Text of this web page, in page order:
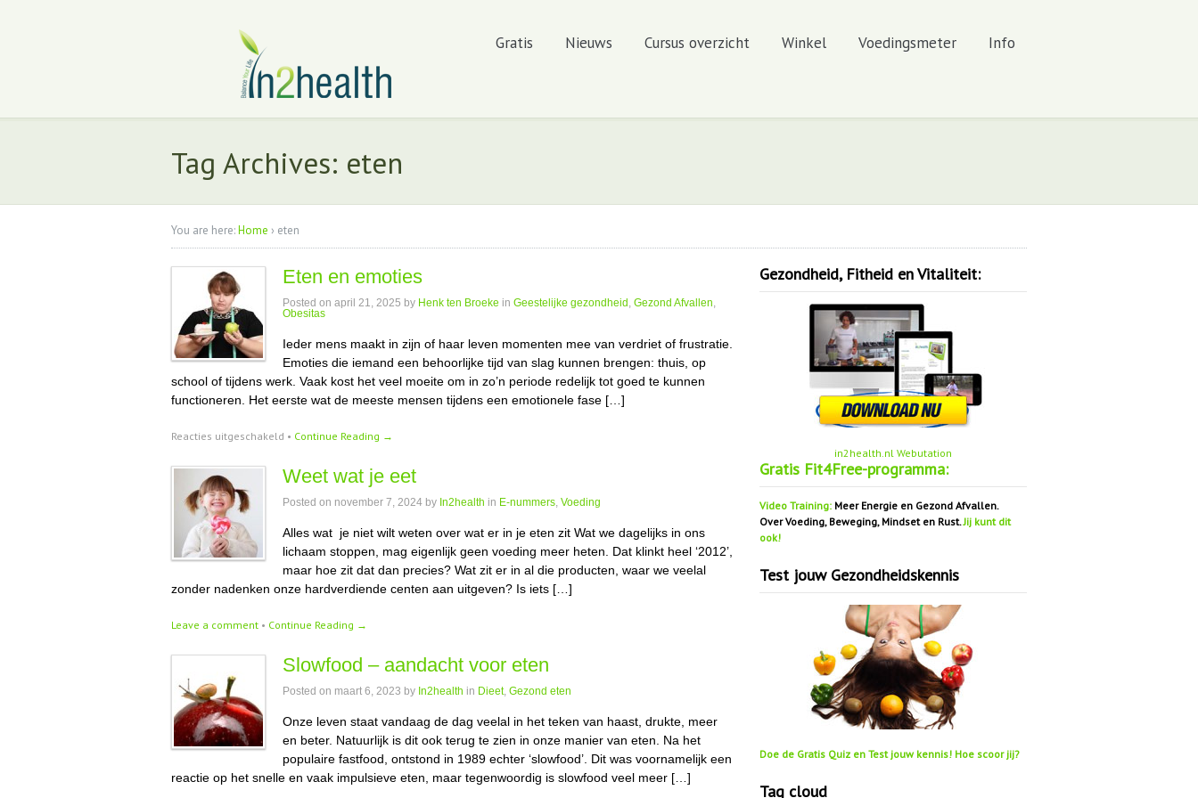
Gratis Nieuws Cursus overzicht Winkel Voedingsmeter Info
Tag Archives: eten
You are here:Home › eten
Eten en emoties
Posted on april 21, 2025 by Henk ten Broeke in Geestelijke gezondheid ,Gezond Afvallen
Obesitas
Ieder mens maakt in zijn of haar leven momenten mee van verdriet of frustratie.
Emoties die iemand een behoorlijke tijd van slag kunnen brengen: thuis, op
school of tijdens werk. Vaak kost het veel moeite om in zo’n periode redelijk tot goed te kunnen
functioneren. Het eerste wat de meeste mensen tijdens een emotionele fase […]
Reacties uitgeschakeld voor
en
emoties
• Continue Reading →
Weet wat je eet
Posted on november 7, 2024 by In2health in E-nummers ,Voeding
Alles wat je niet wilt weten over wat er in je eten zit Wat we dagelijks in ons
lichaam stoppen, mag eigenlijk geen voeding meer heten. Dat klinkt heel ‘2012’,
maar hoe zit dat dan precies? Wat zit er in al die producten, waar we veelal
zonder nadenken onze hardverdiende centen aan uitgeven? Is iets […]
Leave a comment • Continue Reading →
Slowfood – aandacht voor eten
Posted on maart 6, 2023 by In2health in Dieet,Gezond eten
Onze leven staat vandaag de dag veelal in het teken van haast, drukte, meer
en beter. Natuurlijk is dit ook terug te zien in onze manier van eten. Na het
populaire fastfood, ontstond in 1989 echter ‘slowfood’. Dit was voornamelijk een
reactie op het snelle en vaak impulsieve eten, maar tegenwoordig is slowfood veel meer […]
Gezondheid, Fitheid en Vitaliteit:
in2health.nl Webutation
Gratis Fit4Free-programma:
Video Training: Meer Energie en Gezond Afvallen.
Over Voeding, Beweging, Mindset en Rust.Jij kunt dit
ook!
Test jouw Gezondheidskennis
Doe de Gratis Quiz en Test jouw kennis! Hoe scoor jij?
Tag cloud